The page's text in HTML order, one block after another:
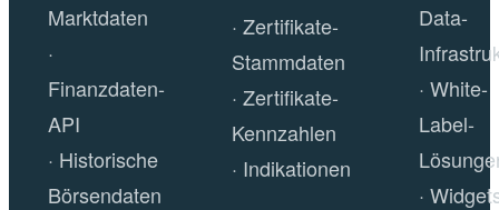
Marktdaten
Finanzdaten-
API
Historische
Börsendaten
Zertifikate-
Stammdaten
Zertifikate-
Kennzahlen
Indikationen
Data-
White-
Label-